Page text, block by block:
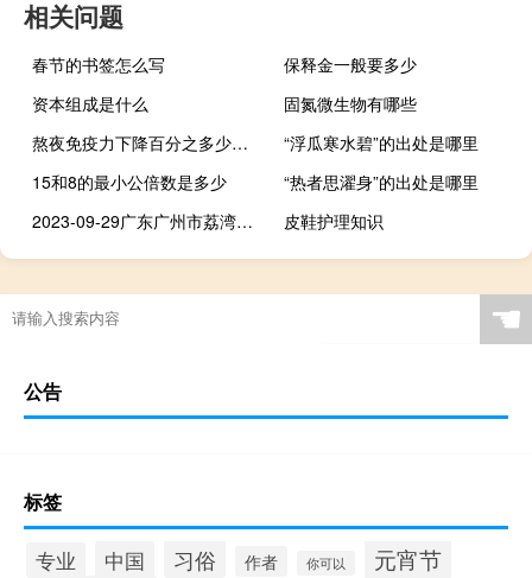
相关问题
春节的书签怎么写
保释金一般要多少
资本组成是什么
固氮微生物有哪些
熬夜免疫力下降百分之多少（熬夜免疫力下降怎么补）
“浮瓜寒水碧”的出处是哪里
15和8的最小公倍数是多少
“热者思濯身”的出处是哪里
2023-09-29广东广州市荔湾区(鸡腿菇)的报价是多少
皮鞋护理知识
☚
公告
标签
专业 中国 习俗 作者 你可以 元宵节